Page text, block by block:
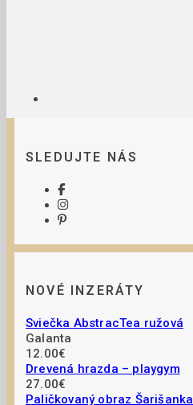
SLEDUJTE NÁS
NOVÉ INZERÁTY
Sviečka AbstracTea ružová
Galanta
12.00€
Drevená hrazda – playgym
27.00€
Paličkovaný obraz Šarišanka